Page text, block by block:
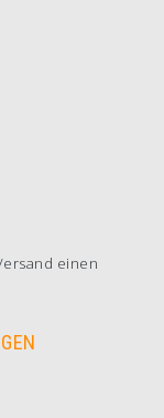
einen